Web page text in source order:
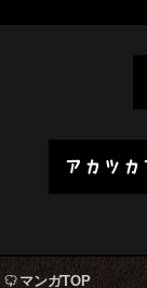
アカツ
マンガTOP